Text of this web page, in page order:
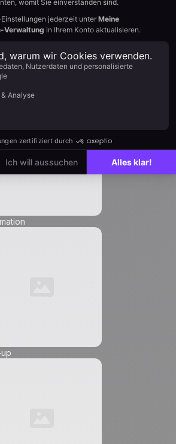
das Ziel: hoch
Friendly Captcha